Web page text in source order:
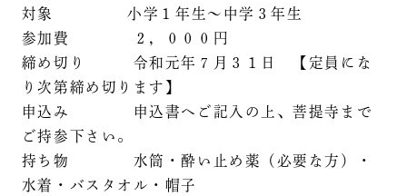
対象 小学１年生～中学３年生
参加費 ２，０００円
締め切り 令和元年７月３１日 【定員にな
り次第締め切ります】
申込み 申込書へご記入の上、菩提寺まで
ご持参下さい。
持ち物 水筒・酔い止め薬（必要な方）・
水着・バスタオル・帽子